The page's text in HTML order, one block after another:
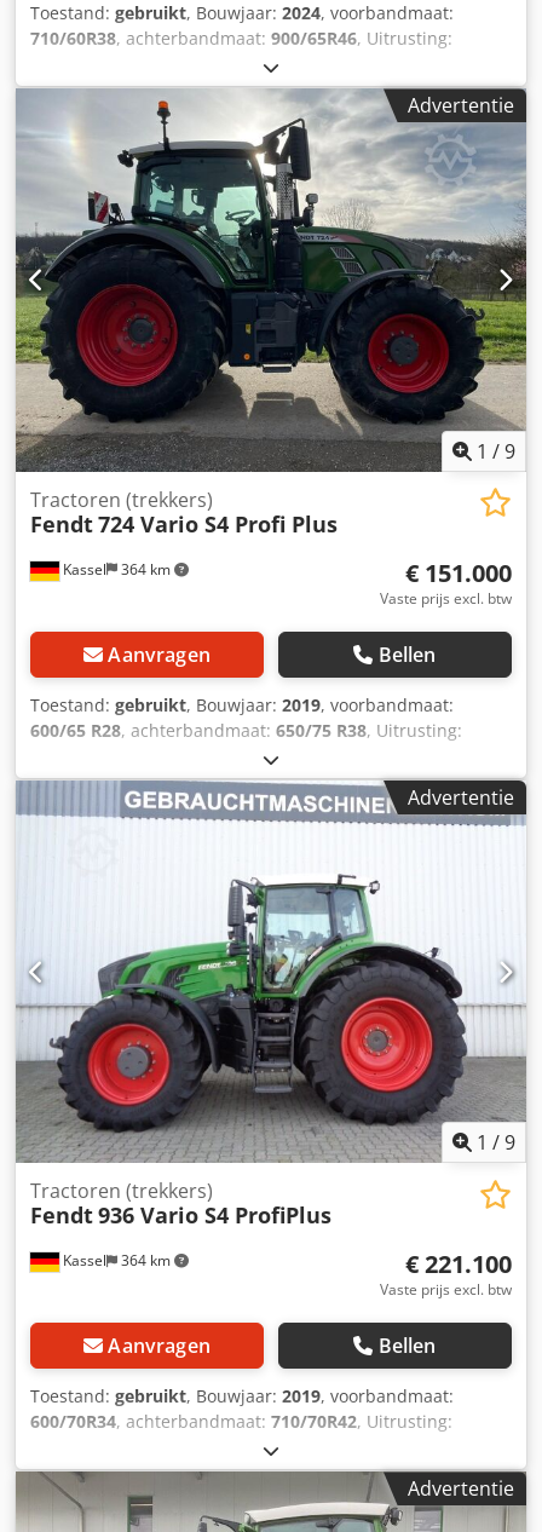
Toestand: gebruikt, Bouwjaar: 2024, voorbandmaat:
710/60R38, achterbandmaat: 900/65R46, Uitrusting:
, Section Control, belastingsgewicht
achterwielen 2x 1.000 kg, Fendt Stability / Control,
bandendrukregelsysteem Fendt VarioGrip,
omkeerventilator, koelbox, motorkapcamera /
infotainmentpakket, geleiding RTK NovAtel TI, Headland
Contour Assistant / agronomie-basis. Djdpfx Aistt I
Nyecewa
Advertentie
1 /9
Kassel 364 km
Tractoren (trekkers)
Fendt724 Vario S4 Profi Plus
€ 151.000
Vaste prijs excl. btw
Aanvragen Bellen
Toestand: gebruikt, Bouwjaar: 2019, voorbandmaat:
600/65 R28, achterbandmaat: 650/75 R38, Uitrusting:
, 152 l/min hydrauliekpomp, Evolution stoel,
elektrische spiegel, RTK Novatel, Section Control, Contour
Assistant. Te koop in opdracht van klant. Dwsdjtqt Trspfx
Advertentie
1 /9
Kassel 364 km
Tractoren (trekkers)
Fendt936 Vario S4 ProfiPlus
€ 221.100
Vaste prijs excl. btw
Aanvragen Bellen
Toestand: gebruikt, Bouwjaar: 2019, voorbandmaat:
600/70R34, achterbandmaat: 710/70R42, Uitrusting:
, Radarsensor, Vario-terminal 10,4 inch,
dakluik / VarioGuide Variotronic machinebesturing,
VarioGuide / Controller GSM, Variodoc Pro, Super Comfort
stoel / Hydraulische pomp 152 l/min / Dodpfxer Ty N Ns
Advertentie